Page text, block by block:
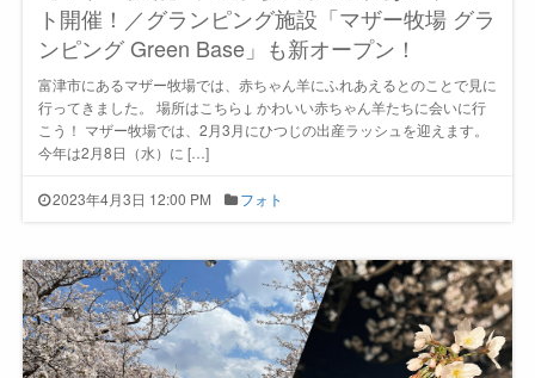
ト開催！／グランピング施設「マザー牧場 グラ
ンピング Green Base」も新オープン！
富津市にあるマザー牧場では、赤ちゃん羊にふれあえるとのことで見に
行ってきました。 場所はこちら↓ かわいい赤ちゃん羊たちに会いに行
こう！ マザー牧場では、2月3月にひつじの出産ラッシュを迎えます。
今年は2月8日（水）に […]
2023年4月3日 12:00 PM フォト